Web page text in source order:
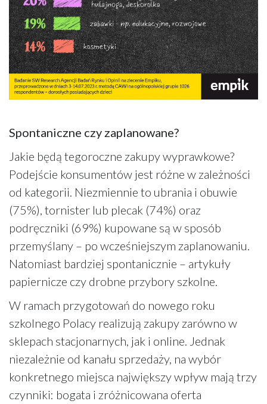
Spontaniczne czy zaplanowane?
Jakie będą tegoroczne zakupy wyprawkowe?
Podejście konsumentów jest różne w zależności
od kategorii. Niezmiennie to ubrania i obuwie
(75%), tornister lub plecak (74%) oraz
podręczniki (69%) kupowane są w sposób
przemyślany – po wcześniejszym zaplanowaniu.
Natomiast bardziej spontanicznie – artykuły
papiernicze czy drobne przybory szkolne.
W ramach przygotowań do nowego roku
szkolnego Polacy realizują zakupy zarówno w
sklepach stacjonarnych, jak i online. Jednak
niezależnie od kanału sprzedaży, na wybór
konkretnego miejsca największy wpływ mają trzy
czynniki: bogata i zróżnicowana oferta